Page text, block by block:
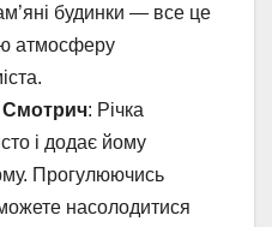
будинки — все це
атмосферу
Смотрич: Річка
і додає йому
Прогулюючись
насолодитися